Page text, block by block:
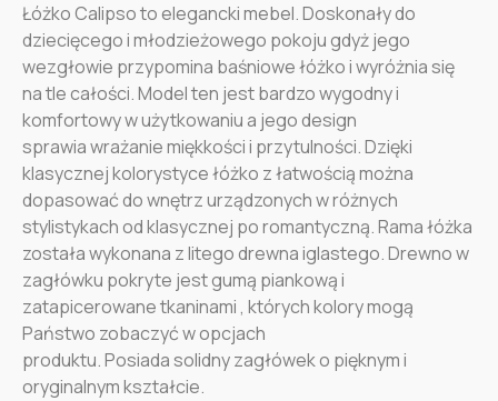
Łóżko Calipso to elegancki mebel. Doskonały do
dziecięcego i młodzieżowego pokoju gdyż jego
wezgłowie przypomina baśniowe łóżko i wyróżnia się
na tle całości. Model ten jestbardzo wygodnyi
komfortowy w użytkowaniu a jego design
sprawiawrażanie miękkości i przytulności.Dzięki
klasycznej kolorystyce łóżko z łatwością można
dopasować do wnętrz urządzonych w różnych
stylistykach od klasycznej po romantyczną. Rama łóżka
została wykonana z litego drewna iglastego. Drewno w
zagłówku pokryte jest gumą piankową i
zatapicerowane tkaninami , których kolory mogą
Państwo zobaczyć w opcjach
produktu.Posiadasolidny zagłóweko pięknym i
oryginalnym kształcie.